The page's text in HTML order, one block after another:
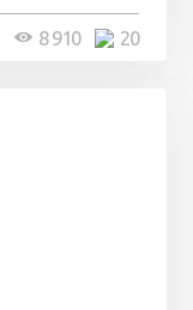
20
8 910